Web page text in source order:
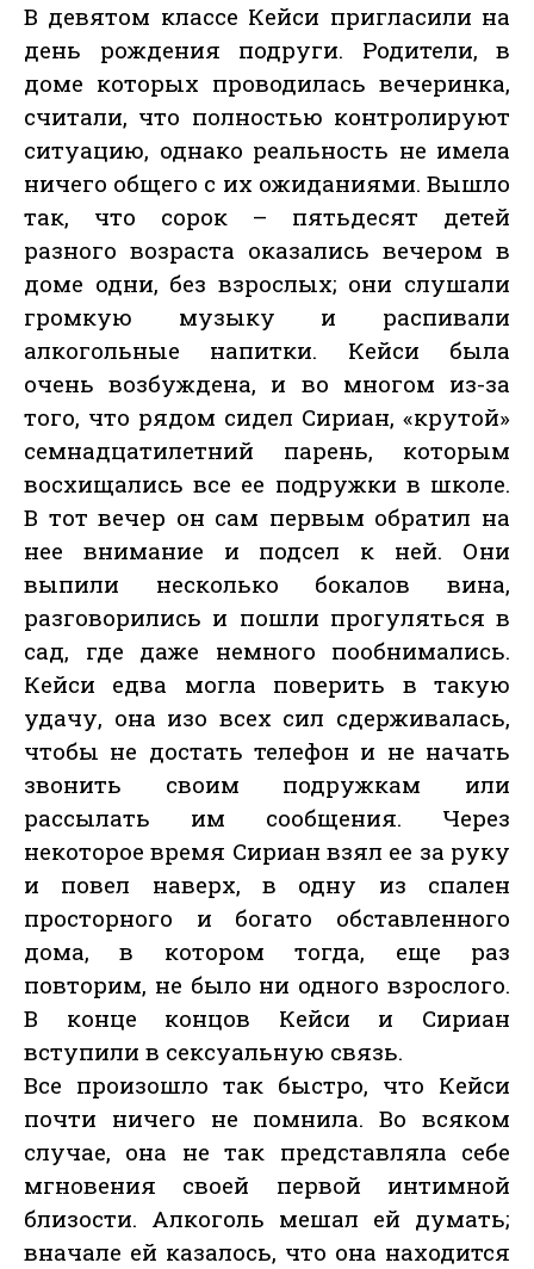
В девятом классе Кейси пригласили на
день рождения подруги. Родители, в
доме которых проводилась вечеринка,
считали, что полностью контролируют
ситуацию, однако реальность не имела
ничего общего с их ожиданиями. Вышло
так, что сорок – пятьдесят детей
разного возраста оказались вечером в
доме одни, без взрослых; они слушали
громкую музыку и распивали
алкогольные напитки. Кейси была
очень возбуждена, и во многом из-за
того, что рядом сидел Сириан, «крутой»
семнадцатилетний парень, которым
восхищались все ее подружки в школе.
В тот вечер он сам первым обратил на
нее внимание и подсел к ней. Они
выпили несколько бокалов вина,
разговорились и пошли прогуляться в
сад, где даже немного пообнимались.
Кейси едва могла поверить в такую
удачу, она изо всех сил сдерживалась,
чтобы не достать телефон и не начать
звонить своим подружкам или
рассылать им сообщения. Через
некоторое время Сириан взял ее за руку
и повел наверх, в одну из спален
просторного и богато обставленного
дома, в котором тогда, еще раз
повторим, не было ни одного взрослого.
В конце концов Кейси и Сириан
вступили в сексуальную связь.
Все произошло так быстро, что Кейси
почти ничего не помнила. Во всяком
случае, она не так представляла себе
мгновения своей первой интимной
близости. Алкоголь мешал ей думать;
вначале ей казалось, что она находится